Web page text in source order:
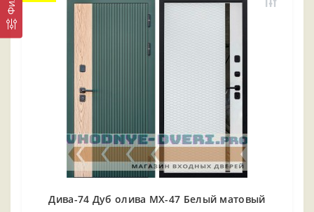
Дива-74 Дуб олива МХ-47 Белый матовый